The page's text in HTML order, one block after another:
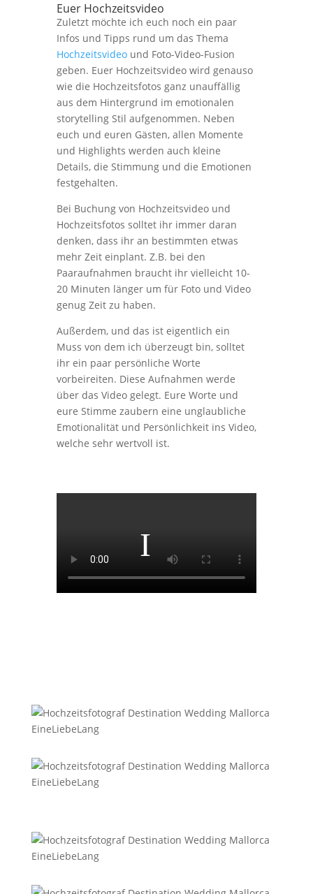
Euer Hochzeitsvideo
Zuletzt möchte ich euch noch ein paar
Infos und Tipps rund um das Thema
Hochzeitsvideound Foto-Video-Fusion
geben. Euer Hochzeitsvideo wird genauso
wie die Hochzeitsfotos ganz unauffällig
aus dem Hintergrund im emotionalen
storytelling Stil aufgenommen. Neben
euch und euren Gästen, allen Momente
und Highlights werden auch kleine
Details, die Stimmung und die Emotionen
festgehalten.
Bei Buchung von Hochzeitsvideo und
Hochzeitsfotos solltet ihr immer daran
denken, dass ihr an bestimmten etwas
mehr Zeit einplant. Z.B. bei den
Paaraufnahmen braucht ihr vielleicht 10-
20 Minuten länger um für Foto und Video
genug Zeit zu haben.
Außerdem, und das ist eigentlich ein
Muss von dem ich überzeugt bin, solltet
ihr ein paar persönliche Worte
vorbeireiten. Diese Aufnahmen werde
über das Video gelegt. Eure Worte und
eure Stimme zaubern eine unglaubliche
Emotionalität und Persönlichkeit ins Video,
welche sehr wertvoll ist.